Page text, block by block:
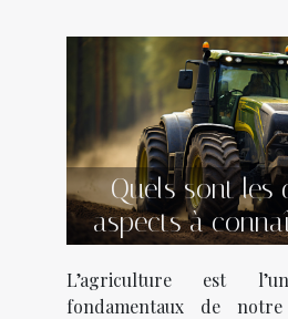
Quels sont les
aspects à
tracteurs
L’agriculture est
fondamentaux de